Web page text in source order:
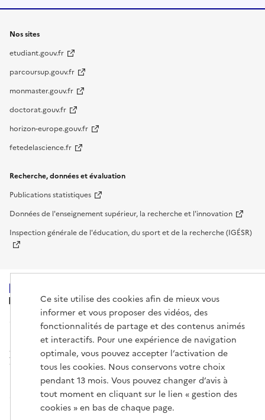
Nos sites
etudiant.gouv.fr
parcoursup.gouv.fr
monmaster.gouv.fr
doctorat.gouv.fr
horizon-europe.gouv.fr
fetedelascience.fr
Recherche, données et évaluation
Publications statistiques
Données de l'enseignement supérieur, la recherche et l'innovation
Inspection générale de l'éducation, du sport et de la recherche (IGÉSR)
MINISTÈRE
DE L'ENSEIGNEMENT
SUPÉRIEUR,
DE LA RECHERCHE
ET DE L'ESPACE
info.gouv.fr
service-public.gouv.fr
Ce site utilise des cookies afin de mieux vous
informer et vous proposer des vidéos, des
fonctionnalités de partage et des contenus animés
et interactifs. Pour une expérience de navigation
optimale, vous pouvez accepter l’activation de
tous les cookies. Nous conservons votre choix
pendant 13 mois. Vous pouvez changer d’avis à
tout moment en cliquant sur le lien « gestion des
cookies » en bas de chaque page.